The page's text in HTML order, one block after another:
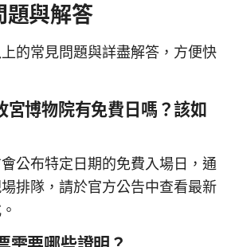
題與解答
的常見問題與詳盡解答，方便快
宮博物院有免費日嗎？該如
公布特定日期的免費入場日，通
排隊，請於官方公告中查看最新